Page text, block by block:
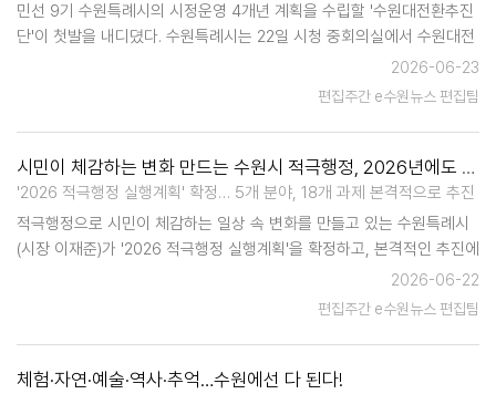
민선 9기 수원특례시의 시정운영 4개년 계획을 수립할 '수원대전환추진
단'이 첫발을 내디뎠다. 수원특례시는 22일 시청 중회의실에서 수원대전
환추진단 출범식을 열었다. 이재준 수원특례시장은 위원들에게 위촉장을
2026-06-23
편집주간 e수원뉴스 편집팀
시민이 체감하는 변화 만드는 수원시 적극행정, 2026년에도 계속된다
'2026 적극행정 실행계획' 확정… 5개 분야, 18개 과제 본격적으로 추진
적극행정으로 시민이 체감하는 일상 속 변화를 만들고 있는 수원특례시
(시장 이재준)가 '2026 적극행정 실행계획'을 확정하고, 본격적인 추진에
나선다. 수원시는 최근 서면으로 적극행정위원회를 열고, 올해 적극행정
2026-06-22
편집주간 e수원뉴스 편집팀
체험·자연·예술·역사·추억…수원에선 다 된다!